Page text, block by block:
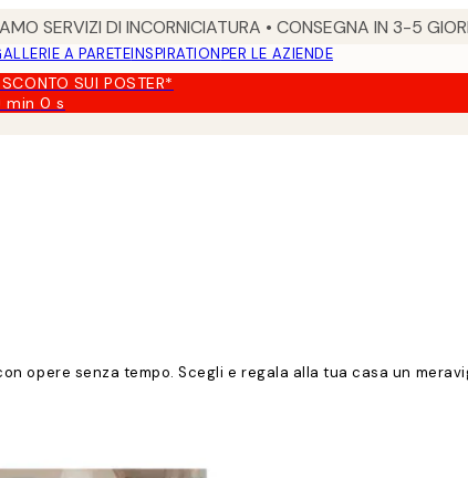
SERVIZI DI INCORNICIATURA • CONSEGNA IN 3-5
A PARETEINSPIRATIONPER LE AZIENDE
SUI POSTER*
min0 s
Valido
opere senza tempo. Scegli e regala alla tua casa un